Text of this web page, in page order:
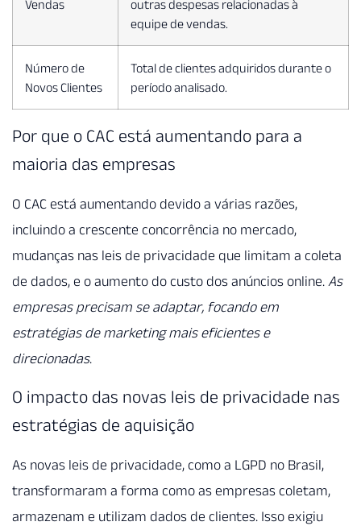
Vendas
outras despesas relacionadas à
equipe de vendas.
Número de
Novos Clientes
Total de clientes adquiridos durante o
período analisado.
Por que o CAC está aumentando para a
maioria das empresas
O CAC está aumentando devido a várias razões,
incluindo a crescente concorrência no mercado,
mudanças nas leis de privacidade que limitam a coleta
de dados, e o aumento do custo dos anúncios online. As
empresas precisam se adaptar, focando em
estratégias de marketing mais eficientes e
direcionadas.
O impacto das novas leis de privacidade nas
estratégias de aquisição
As novas leis de privacidade, como a LGPD no Brasil,
transformaram a forma como as empresas coletam,
armazenam e utilizam dados de clientes. Isso exigiu